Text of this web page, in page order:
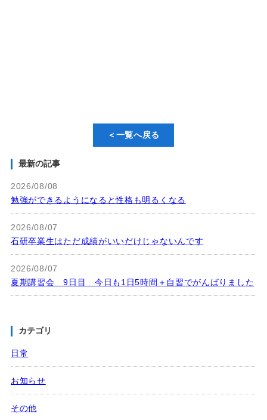
＜一覧へ戻る
最新の記事
2026/08/08
勉強ができるようになると性格も明るくなる
2026/08/07
石研卒業生はただ成績がいいだけじゃないんです
2026/08/07
夏期講習会 9日目 今日も1日5時間＋自習でがんばりました
カテゴリ
日常
お知らせ
その他